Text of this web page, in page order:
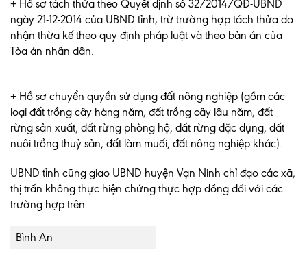
+ Hồ sơ tách thửa theo Quyết định số 32/2014/QĐ-UBND
ngày 21-12-2014 của UBND tỉnh; trừ trường hợp tách thửa do
nhận thừa kế theo quy định pháp luật và theo bản án của
Tòa án nhân dân.
+ Hồ sơ chuyển quyền sử dụng đất nông nghiệp (gồm các
loại đất trồng cây hàng năm, đất trồng cây lâu năm, đất
rừng sản xuất, đất rừng phòng hộ, đất rừng đặc dụng, đất
nuôi trồng thuỷ sản, đất làm muối, đất nông nghiệp khác).
UBND tỉnh cũng giao UBND huyện Vạn Ninh chỉ đạo các xã,
thị trấn không thực hiện chứng thực hợp đồng đối với các
trường hợp trên.
Bình An